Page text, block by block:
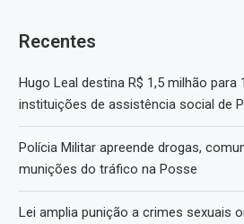
Recentes
Hugo Leal destina R$ 1,5 milhão para
instituições de assistência social de
Polícia Militar apreende drogas,
munições do tráfico na Posse
Lei amplia punição a crimes sexuais